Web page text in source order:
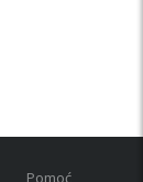
Pomoć